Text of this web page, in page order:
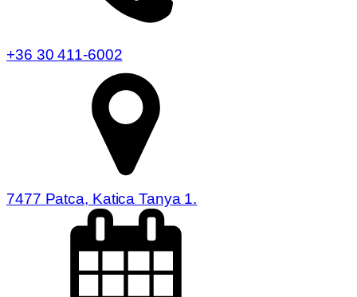
+36 30 411-6002
7477 Patca, Katica Tanya 1.